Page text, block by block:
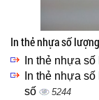
In thẻ nhựa số
In thẻ nhựa
In thẻ nhựa
số
5244